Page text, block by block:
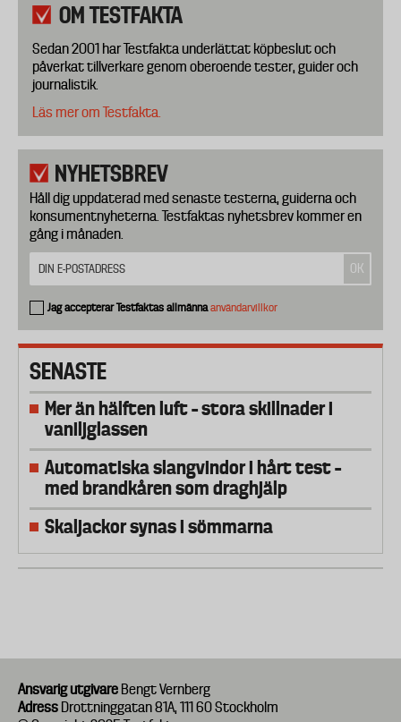
OM TESTFAKTA
Sedan 2001 har Testfakta underlättat köpbeslut och
påverkat tillverkare genom oberoende tester, guider och
journalistik.
Läs mer om Testfakta.
NYHETSBREV
Håll dig uppdaterad med senaste testerna, guiderna och
konsumentnyheterna. Testfaktas nyhetsbrev kommer en
gång i månaden.
Jag accepterar Testfaktas allmännaanvändarvillkor
SENASTE
Mer än hälften luft – stora skillnader i
vaniljglassen
Automatiska slangvindor i hårt test –
med brandkåren som draghjälp
Skaljackor synas i sömmarna
Ansvarig utgivare Bengt Vernberg
Adress Drottninggatan 81A, 111 60 Stockholm